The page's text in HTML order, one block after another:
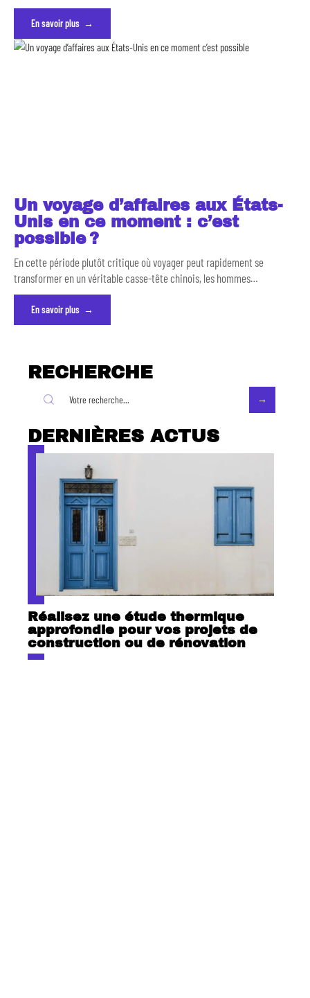
En savoir plus
Un voyage d’affaires aux États-
Unis en ce moment : c’est
possible ?
En cette période plutôt critique où voyager peut rapidement se
transformer en un véritable casse-tête chinois, les hommes…
En savoir plus
RECHERCHE
DERNIÈRES ACTUS
Réalisez une étude thermique
approfondie pour vos projets de
construction ou de rénovation